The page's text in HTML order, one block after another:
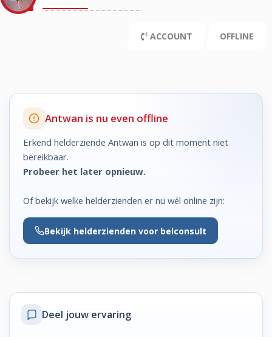
ACCOUNT OFFLINE
Antwan is nu even offline
Erkend helderziende Antwan is op dit moment niet
bereikbaar.
Probeer het later opnieuw.
Of bekijk welke helderzienden er nu wél online zijn:
Bekijk helderzienden voor belconsult
Deel jouw ervaring